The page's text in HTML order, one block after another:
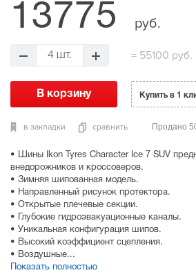
• Шины Ikon Tyres Character Ice 7 SUV
внедорожников и кроссоверов.
• Зимняя шипованная модель.
• Направленный рисунок протектора.
• Открытые плечевые секции.
• Глубокие гидроэвакуационные каналы.
• Уникальная конфигурация шипов.
• Высокий коэффициент сцепления.
• Воздушные...
Показать полностью
13775 руб.
4 шт. = 55100 руб.
в закладки сравнить
Купить в 1
Продано